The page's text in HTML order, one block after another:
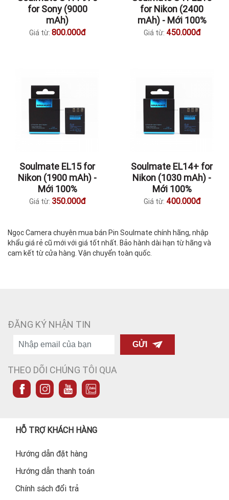
for Sony (9000
mAh)
Giá từ: 800.000đ
for Nikon (2400
mAh) - Mới 100%
Giá từ: 450.000đ
Soulmate EL15 for
Nikon (1900 mAh) -
Mới 100%
Giá từ: 350.000đ
Soulmate EL14+ for
Nikon (1030 mAh) -
Mới 100%
Giá từ: 400.000đ
Ngọc Camera chuyên mua bán Pin Soulmate chính hãng, nhập
khẩu giá rẻ cũ mới với giá tốt nhất. Bảo hành dài hạn từ hãng và
cam kết từ cửa hàng. Vận chuyển toàn quốc.
ĐĂNG KÝ NHẬN TIN
GỬI
THEO DÕI CHÚNG TÔI QUA
HỖ TRỢ KHÁCH HÀNG
Hướng dẫn đặt hàng
Hướng dẫn thanh toán
Chính sách đổi trả